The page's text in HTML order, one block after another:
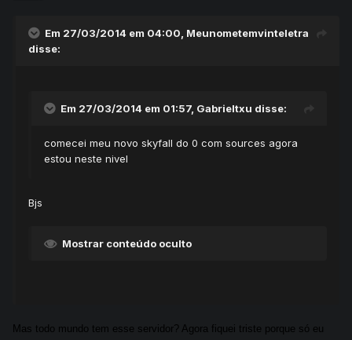
Em 27/03/2014 em 04:00, Meunometemvinteletra
disse:
Em 27/03/2014 em 01:57, Gabrieltxu disse:
comecei meu novo skyfall do 0 com sources agora
estou neste nivel
Bjs
Mostrar conteúdo oculto
Mas todo mundo tem esse servidor? Agora fiquei triste porque só eu